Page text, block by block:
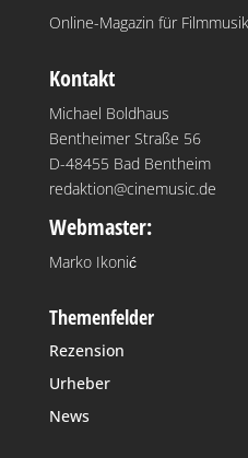
Online-Magazin für
Kontakt
Michael Boldhaus
Bentheimer Straße 56
D-48455 Bad Bentheim
redaktion@cinemusic.de
Webmaster:
Marko Ikonić
Themenfelder
Rezension
Urheber
News